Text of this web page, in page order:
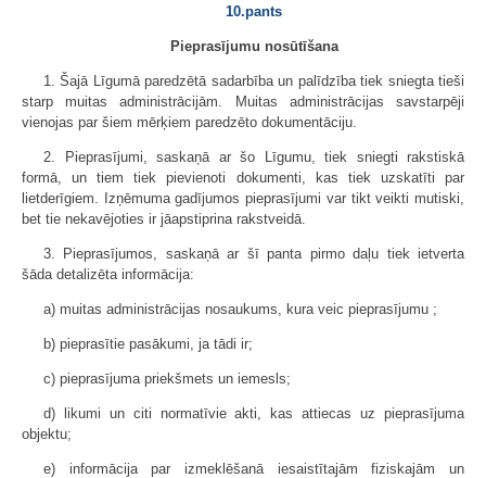
10.pants
Pieprasījumu nosūtīšana
1. Šajā Līgumā paredzētā sadarbība un palīdzība tiek sniegta tieši
starp muitas administrācijām. Muitas administrācijas savstarpēji
vienojas par šiem mērķiem paredzēto dokumentāciju.
2. Pieprasījumi, saskaņā ar šo Līgumu, tiek sniegti rakstiskā
formā, un tiem tiek pievienoti dokumenti, kas tiek uzskatīti par
lietderīgiem. Izņēmuma gadījumos pieprasījumi var tikt veikti mutiski,
bet tie nekavējoties ir jāapstiprina rakstveidā.
3. Pieprasījumos, saskaņā ar šī panta pirmo daļu tiek ietverta
šāda detalizēta informācija:
a) muitas administrācijas nosaukums, kura veic pieprasījumu ;
b) pieprasītie pasākumi, ja tādi ir;
c) pieprasījuma priekšmets un iemesls;
d) likumi un citi normatīvie akti, kas attiecas uz pieprasījuma
objektu;
e) informācija par izmeklēšanā iesaistītajām fiziskajām un